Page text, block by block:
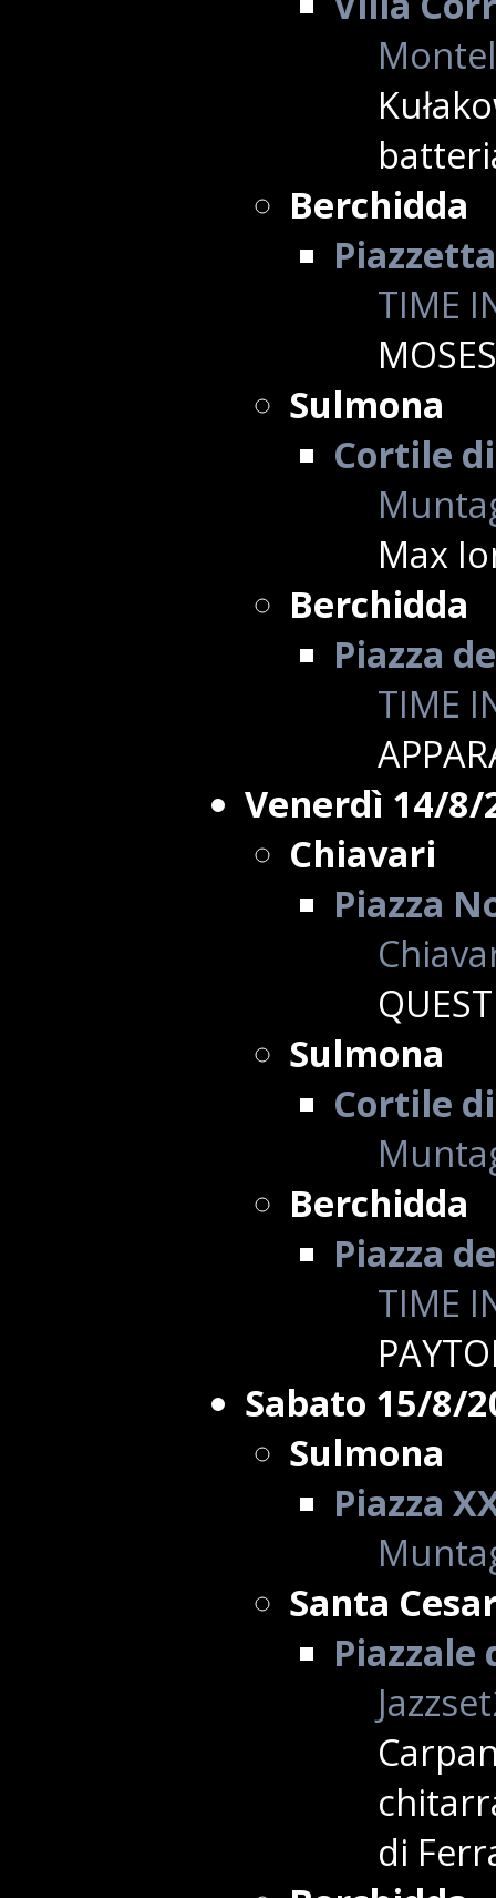
Berchidda
TIME
Sulmona
Cortile
Max
Berchidda
Piazza
TIME
Venerdì 14/8/
Chiavari
Piazza
Sulmona
Cortile
Berchidda
Piazza
TIME
Sabato 15/8/
Sulmona
Piazza
Santa
Piazzale
di